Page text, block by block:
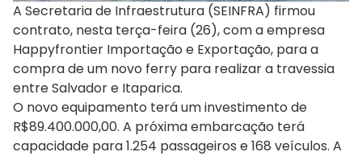
A Secretaria de Infraestrutura (SEINFRA) firmou
contrato, nesta terça-feira (26), com a empresa
Happyfrontier Importação e Exportação, para a
compra de um novo ferry para realizar a travessia
entre Salvador e Itaparica.
O novo equipamento terá um investimento de
R$89.400.000,00. A próxima embarcação terá
capacidade para 1.254 passageiros e 168 veículos. A